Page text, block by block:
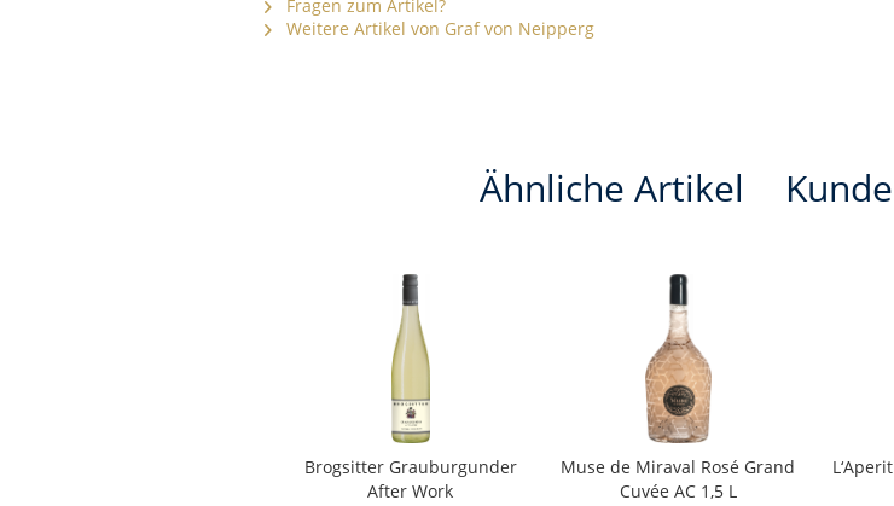
Fragen zum Artikel?
Weitere Artikel von Graf von Neipperg
Ähnliche Artikel
Brogsitter Grauburgunder
After Work
Muse de Miraval Rosé Grand
Cuvée AC 1,5 L